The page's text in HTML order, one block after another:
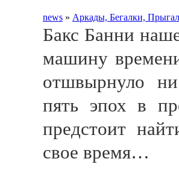
news » Аркады, Бегалки,
Бакс Банни
машину
отшвырнуло
пять эпох в
предстоит
свое время…